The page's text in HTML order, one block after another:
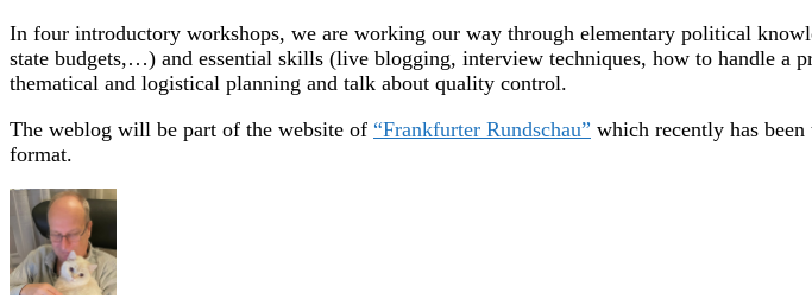
In four introductory workshops, we are working our way through elementary political
state budgets,…) and essential skills (live blogging, interview techniques, how to handle a
thematical and logistical planning and talk about quality control.
The weblog will be part of the website of “Frankfurter Rundschau” which recently has
format.